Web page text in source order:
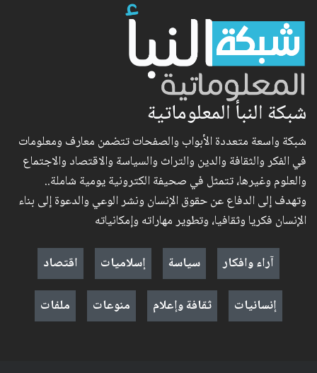
شبكة النبأ المعلوماتية
شبكة واسعة متعددة الأبواب والصفحات تتضمن معارف ومعلومات
في الفكر والثقافة والدين والتراث والسياسة والاقتصاد والاجتماع
والعلوم وغيرها، تتمثل في صحيفة الكترونية يومية شاملة..
وتهدف إلى الدفاع عن حقوق الإنسان ونشر الوعي والدعوة إلى بناء
الإنسان فكريا وثقافيا، وتطوير مهاراته وإمكانياته
آراء وافكار
سياسة إسلاميات
اقتصاد
إنسانيات
ثقافة وإعلام منوعات ملفات